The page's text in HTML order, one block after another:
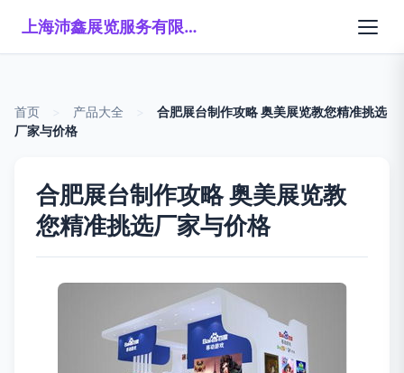
上海沛鑫展览服务有限公司
首页 产品大全
合肥展台制作攻略 奥美展览教您精准挑选
厂家与价格
合肥展台制作攻略 奥美展览教
您精准挑选厂家与价格